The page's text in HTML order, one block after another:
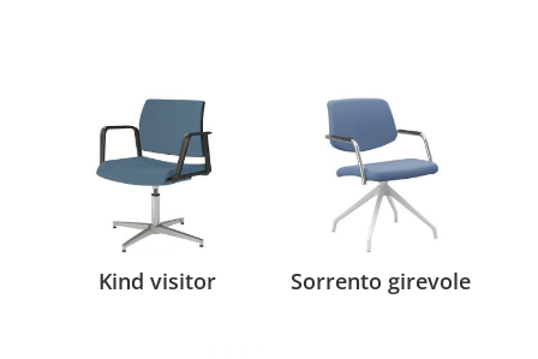
Kind visitor Sorrento girevole